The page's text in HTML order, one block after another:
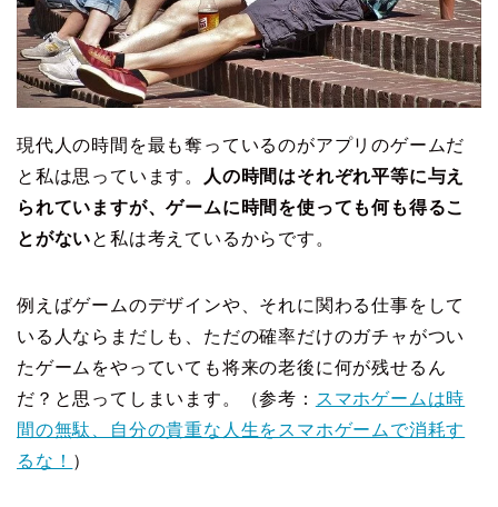
現代人の時間を最も奪っているのがアプリのゲームだ
と私は思っています。
人の時間はそれぞれ平等に与え
られていますが、ゲームに時間を使っても何も得るこ
とがないと私は考えているからです。
例えばゲームのデザインや、それに関わる仕事をして
いる人ならまだしも、ただの確率だけのガチャがつい
たゲームをやっていても将来の老後に何が残せるん
だ？と思ってしまいます。（参考： スマホゲームは時
間の無駄、自分の貴重な人生をスマホゲームで消耗す
るな！ ）